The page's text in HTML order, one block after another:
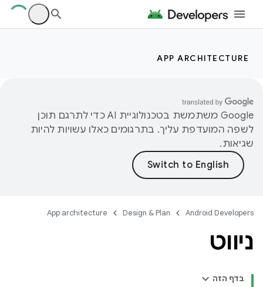
APP ARCHITECTURE
‫Google משתמשת בטכנולוגיית AI כדי לתרגם תוכן
לשפה המועדפת עליך. בתרגומים כאלו עשויות להיות
שגיאות.
Android Developers
Design & Plan
App architecture
ניווט
בדף הזה